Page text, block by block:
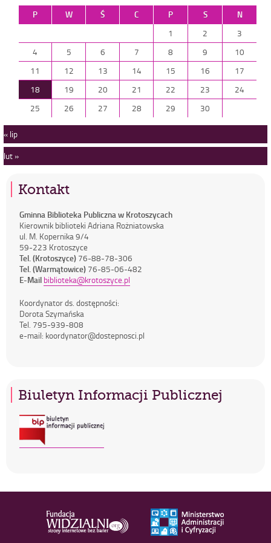
P W Ś C P S
N
1
2
3
4
5 6 7 8 9
10
11
12 13 14 15 16
17
18
19 20 21 22 23
24
25
26 27 28 29 30
« lip
lut »
Kontakt
Gminna Biblioteka Publiczna w Krotoszycach
Kierownik biblioteki Adriana Rożniatowska
ul. M. Kopernika 9/4
59-223 Krotoszyce
Tel. (Krotoszyce) 76-88-78-306
Tel. (Warmątowice) 76-85-06-482
E-Mail biblioteka@krotoszyce.pl
Koordynator ds. dostępności:
Dorota Szymańska
Tel. 795-939-808
e-mail: koordynator@dostepnosci.pl
Biuletyn Informacji Publicznej